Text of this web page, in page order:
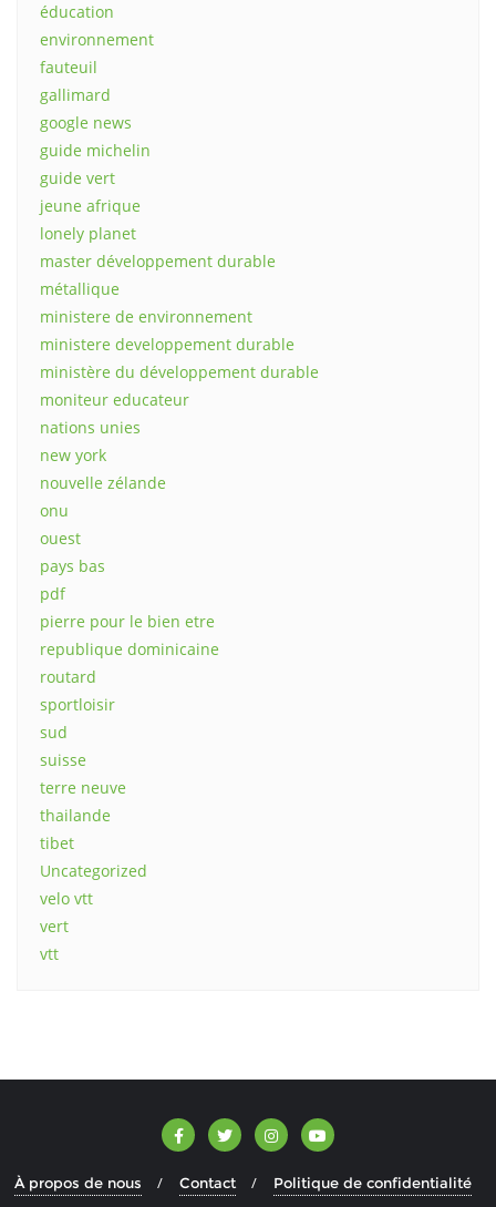
éducation
environnement
fauteuil
gallimard
google news
guide michelin
guide vert
jeune afrique
lonely planet
master développement durable
métallique
ministere de environnement
ministere developpement durable
ministère du développement durable
moniteur educateur
nations unies
new york
nouvelle zélande
onu
ouest
pays bas
pdf
pierre pour le bien etre
republique dominicaine
routard
sportloisir
sud
suisse
terre neuve
thailande
tibet
Uncategorized
velo vtt
vert
vtt
À propos de nous Contact Politique de confidentialité